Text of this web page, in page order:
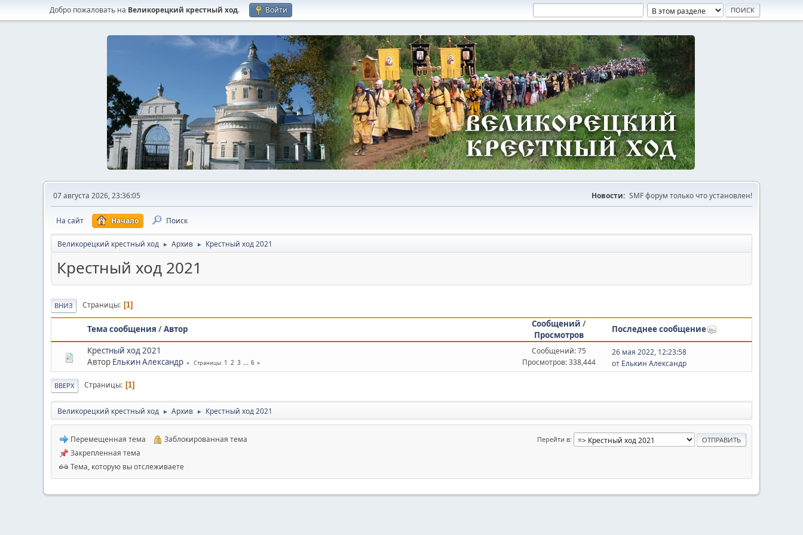
Добро пожаловать на Великорецкий крестный ход. Войти
07 августа 2026, 23:36:05 Новости: SMF форум только что установлен!
На сайт Начало Поиск
Великорецкий крестный ход ► Архив ► Крестный ход 2021
Крестный ход 2021
ВНИЗ Страницы 1
Тема сообщения /Автор
Сообщений /
Просмотров
Последнее сообщение
Крестный ход 2021
Автор Елькин Александр Страницы 1 2 3 ... 6
Сообщений: 75
Просмотров: 338,444
26 мая 2022, 12:23:58
от Елькин Александр
ВВЕРХ Страницы 1
Великорецкий крестный ход ► Архив ► Крестный ход 2021
Перейти в
Перемещенная тема
Заблокированная тема
Закрепленная тема
Тема, которую вы отслеживаете